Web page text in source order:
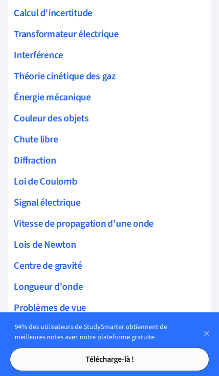
Tables des matières
Tables des matières
Calcul d'incertitude
Transformateur électrique
Interférence
Théorie cinétique des gaz
Énergie mécanique
Couleur des objets
Chute libre
Diffraction
Loi de Coulomb
Signal électrique
Vitesse de propagation d'une onde
Lois de Newton
Centre de gravité
Longueur d'onde
Problèmes de vue
Fentes de Young
Études énergétiques en électricité
Interactions fondamentales
94% des utilisateurs de StudySmarter obtiennent de
meilleures notes avec notre plateforme gratuite.
Télécharge-là !